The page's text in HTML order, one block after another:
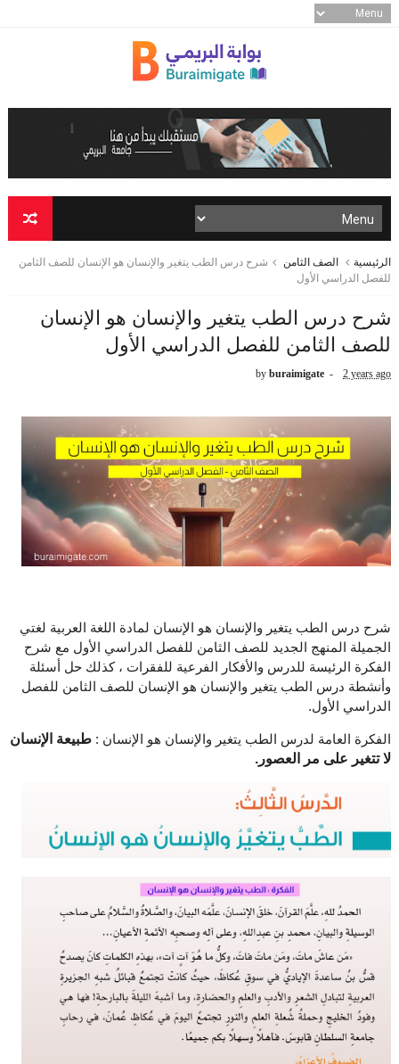
الرئيسية الصف الثامن
شرح درس الطب يتغير والإنسان هو الإنسان للصف الثامن
للفصل الدراسي الأول
شرح درس الطب يتغير والإنسان هو الإنسان
للصف الثامن للفصل الدراسي الأول
byburaimigate 2 years ago
شرح درس الطب يتغير والإنسان هو الإنسان لمادة اللغة العربية لغتي
الجميلة المنهج الجديد للصف الثامن للفصل الدراسي الأول مع شرح
الفكرة الرئيسة للدرس والأفكار الفرعية للفقرات ، كذلك حل أسئلة
وأنشطة درس الطب يتغير والإنسان هو الإنسان للصف الثامن للفصل
الدراسي الأول.
الفكرة العامة لدرس الطب يتغير والإنسان هو الإنسان : طبيعة الإنسان
لا تتغير على مر العصور.